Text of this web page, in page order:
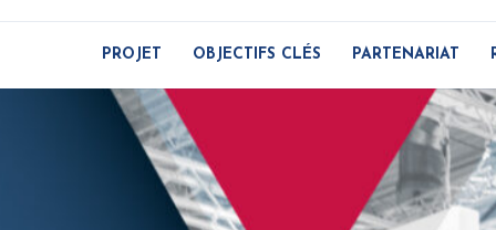
PROJET OBJECTIFS CLÉS PARTENARIAT